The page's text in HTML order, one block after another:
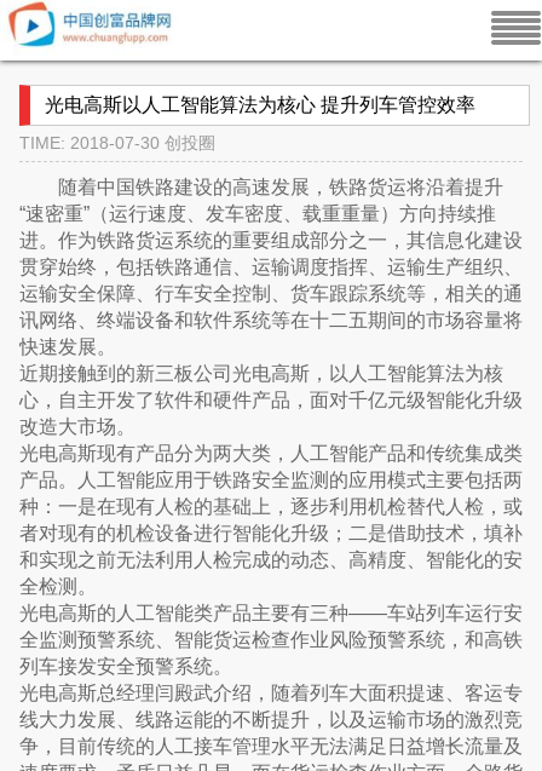
光电高斯以人工智能算法为核心 提升列车管控效率
TIME: 2018-07-30 创投圈
随着中国铁路建设的高速发展，铁路货运将沿着提升
“速密重”（运行速度、发车密度、载重重量）方向持续推
进。作为铁路货运系统的重要组成部分之一，其信息化建设
贯穿始终，包括铁路通信、运输调度指挥、运输生产组织、
运输安全保障、行车安全控制、货车跟踪系统等，相关的通
讯网络、终端设备和软件系统等在十二五期间的市场容量将
快速发展。
近期接触到的新三板公司光电高斯，以人工智能算法为核
心，自主开发了软件和硬件产品，面对千亿元级智能化升级
改造大市场。
光电高斯现有产品分为两大类，人工智能产品和传统集成类
产品。人工智能应用于铁路安全监测的应用模式主要包括两
种：一是在现有人检的基础上，逐步利用机检替代人检，或
者对现有的机检设备进行智能化升级；二是借助技术，填补
和实现之前无法利用人检完成的动态、高精度、智能化的安
全检测。
光电高斯的人工智能类产品主要有三种——车站列车运行安
全监测预警系统、智能货运检查作业风险预警系统，和高铁
列车接发安全预警系统。
光电高斯总经理闫殿武介绍，随着列车大面积提速、客运专
线大力发展、线路运能的不断提升，以及运输市场的激烈竞
争，目前传统的人工接车管理水平无法满足日益增长流量及